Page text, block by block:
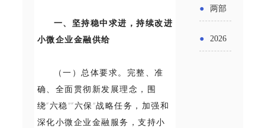
一、坚持稳中求进，持续改进
小微企业金融供给
（一）总体要求。完整、准
确、全面贯彻新发展理念，围
绕“六稳”“六保”战略任务，加强和
深化小微企业金融服务，支持小
例新变
领域及
申报要
五”期间
支持科
务培育
● 两部
● 2026